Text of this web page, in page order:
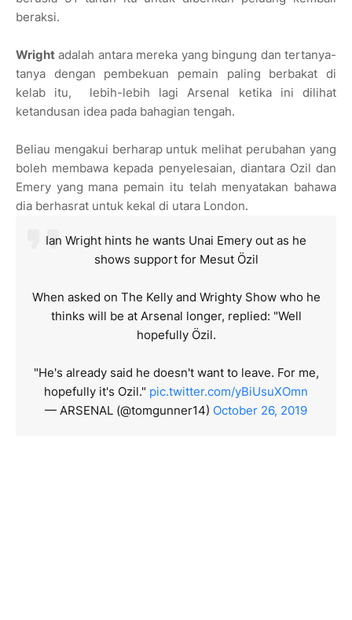
beraksi.
Wright adalah antara mereka yang bingung dan tertanya-
tanya dengan pembekuan pemain paling berbakat di
kelab itu, lebih-lebih lagi Arsenal ketika ini dilihat
ketandusan idea pada bahagian tengah.
Beliau mengakui berharap untuk melihat perubahan yang
boleh membawa kepada penyelesaian, diantara Ozil dan
Emery yang mana pemain itu telah menyatakan bahawa
dia berhasrat untuk kekal di utara London.
Ian Wright hints he wants Unai Emery out as he
shows support for Mesut Özil
When asked on The Kelly and Wrighty Show who he
thinks will be at Arsenal longer, replied: "Well
hopefully Özil.
"He's already said he doesn't want to leave. For me,
hopefully it's Ozil." pic.twitter.com/yBiUsuXOmn
— ARSENAL (@tomgunner14) October 26, 2019